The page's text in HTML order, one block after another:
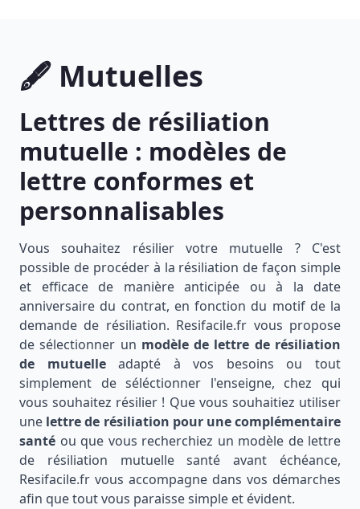
🖋 Mutuelles
Lettres de résiliation
mutuelle : modèles de
lettre conformes et
personnalisables
Vous souhaitez résilier votre mutuelle ? C'est
possible de procéder à la résiliation de façon simple
et efficace de manière anticipée ou à la date
anniversaire du contrat, en fonction du motif de la
demande de résiliation. Resifacile.fr vous propose
de sélectionner un modèle de lettre de résiliation
de mutuelleadapté à vos besoins ou tout
simplement de séléctionner l'enseigne, chez qui
vous souhaitez résilier ! Que vous souhaitiez utiliser
une lettre de résiliation pour une complémentaire
santé ou que vous recherchiez un modèle de lettre
de résiliation mutuelle santé avant échéance,
Resifacile.fr vous accompagne dans vos démarches
afin que tout vous paraisse simple et évident.